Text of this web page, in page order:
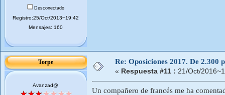
Desconectado
Registro:25/Oct/2013~19:42
Mensajes: 160
Torpe
Avanzad@
Re: Oposiciones 2017. De 2.300
« Respuesta #11 : 21/Oct/
Un compañero de francés me ha